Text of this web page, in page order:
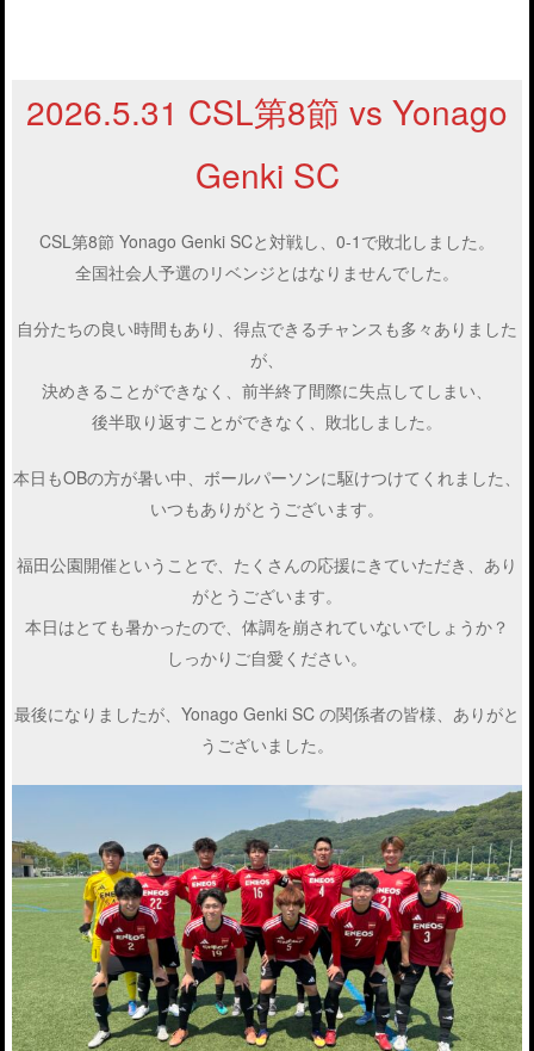
2026.5.31 CSL第8節 vs Yonago
Genki SC
CSL第8節 Yonago Genki SCと対戦し、0-1で敗北しました。
全国社会人予選のリベンジとはなりませんでした。
自分たちの良い時間もあり、得点できるチャンスも多々ありました
が、
決めきることができなく、前半終了間際に失点してしまい、
後半取り返すことができなく、敗北しました。
本日もOBの方が暑い中、ボールパーソンに駆けつけてくれました、
いつもありがとうございます。
福田公園開催ということで、たくさんの応援にきていただき、あり
がとうございます。
本日はとても暑かったので、体調を崩されていないでしょうか？
しっかりご自愛ください。
最後になりましたが、Yonago Genki SC の関係者の皆様、ありがと
うございました。